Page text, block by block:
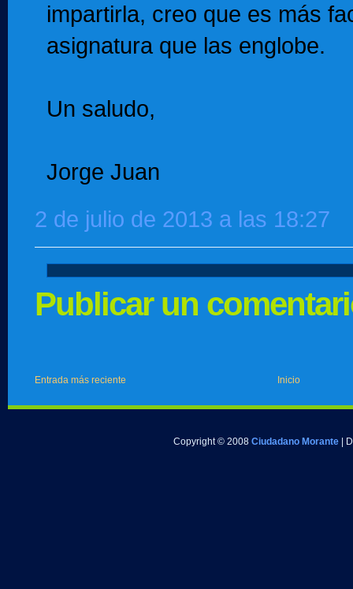
impartirla, creo que es más
asignatura que las englobe.
Un saludo,
Jorge Juan
2 de julio de 2013 a las 18:27
Publicar un
Entrada más reciente Inicio
Copyright © 2008 Ciudadano Morante |